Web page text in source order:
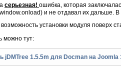
серьезная! ошибка, которая
и не отдавал их дальше.
установки модуля поверх
можно тут:
jDMTree 1.5.5m для Docman на Joomla